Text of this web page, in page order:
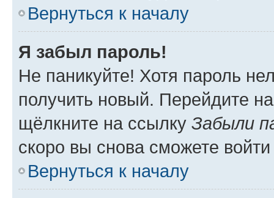
Вернуться к началу
Я забыл пароль!
Не паникуйте! Хотя пароль
получить новый. Перейдите
щёлкните на ссылку Забыли
скоро вы снова сможете
Вернуться к началу